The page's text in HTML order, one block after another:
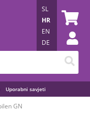
Uporabni savjeti
SL
HR
EN
DE
GN